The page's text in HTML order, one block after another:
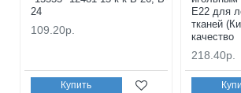
24
109.20р.
Купить
E22 для
тканей
качество
218.40р.